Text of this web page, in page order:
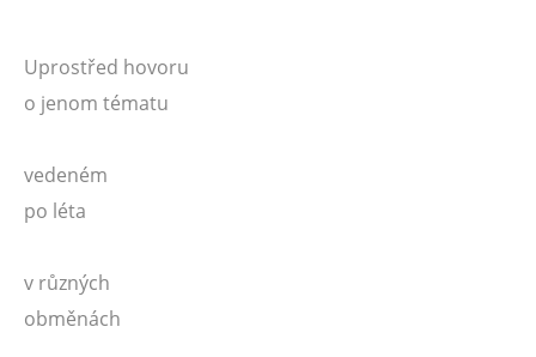
Uprostřed hovoru
o jenom tématu
vedeném
po léta
v různých
obměnách